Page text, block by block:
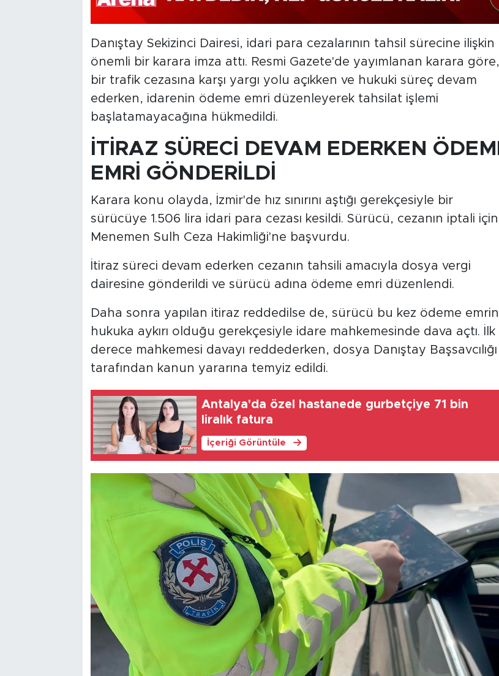
Danıştay Sekizinci Dairesi, idari para cezalarının tahsil sürecine ilişkin
önemli bir karara imza attı. Resmi Gazete'de yayımlanan karara göre,
bir trafik cezasına karşı yargı yolu açıkken ve hukuki süreç devam
ederken, idarenin ödeme emri düzenleyerek tahsilat işlemi
başlatamayacağına hükmedildi.
İTİRAZ SÜRECİ DEVAM EDERKEN
EMRİ GÖNDERİLDİ
Karara konu olayda, İzmir'de hız sınırını aştığı gerekçesiyle bir
sürücüye 1.506 lira idari para cezası kesildi. Sürücü, cezanın iptali için
Menemen Sulh Ceza Hakimliği'ne başvurdu.
İtiraz süreci devam ederken cezanın tahsili amacıyla dosya vergi
dairesine gönderildi ve sürücü adına ödeme emri düzenlendi.
Daha sonra yapılan itiraz reddedilse de, sürücü bu kez ödeme
hukuka aykırı olduğu gerekçesiyle idare mahkemesinde dava açtı. İlk
derece mahkemesi davayı reddederken, dosya Danıştay Başsavcılığı
tarafından kanun yararına temyiz edildi.
Antalya'da özel hastanede gurbetçiye 71 bin
liralık fatura
İçeriği Görüntüle